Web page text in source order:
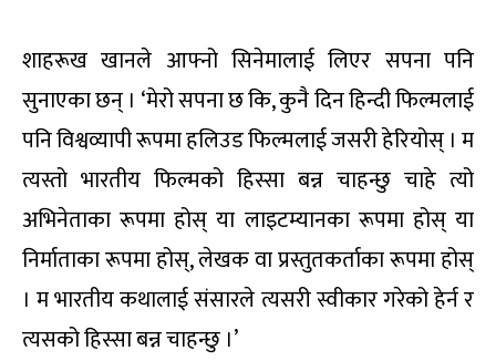
शाहरूख खानले आफ्नो सिनेमालाई लिएर सपना पनि
सुनाएका छन् । ‘मेरो सपना छ कि, कुनै दिन हिन्दी फिल्मलाई
पनि विश्वव्यापी रूपमा हलिउड फिल्मलाई जसरी हेरियोस् । म
त्यस्तो भारतीय फिल्मको हिस्सा बन्न चाहन्छु चाहे त्यो
अभिनेताका रूपमा होस् या लाइटम्यानका रूपमा होस् या
निर्माताका रूपमा होस्, लेखक वा प्रस्तुतकर्ताका रूपमा होस्
। म भारतीय कथालाई संसारले त्यसरी स्वीकार गरेको हेर्न र
त्यसको हिस्सा बन्न चाहन्छु ।’